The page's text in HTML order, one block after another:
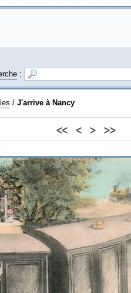
:
/ J'arrive à Nancy
<< < > >>